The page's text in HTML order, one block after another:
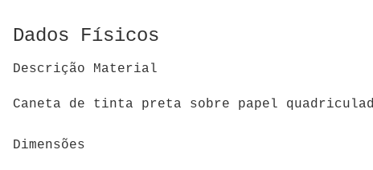
Dados Físicos
Descrição Material
Caneta de tinta preta sobre papel
Dimensões